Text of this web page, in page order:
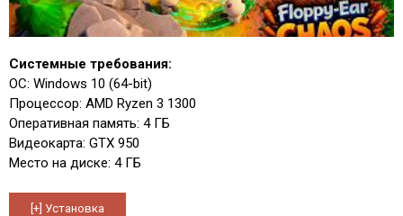
Системные требования:
ОС: Windows 10 (64-bit)
Процессор: AMD Ryzen 3 1300
Оперативная память: 4 ГБ
Видеокарта: GTX 950
Место на диске: 4 ГБ